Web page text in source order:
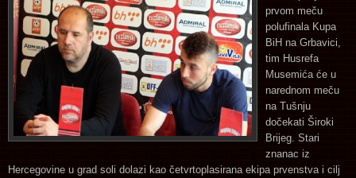
prvom meču
polufinala Kupa
BiH na Grbavici,
tim Husrefa
Musemića će u
narednom meču
na Tušnju
dočekati Široki
Brijeg. Stari
znanac iz
Hercegovine u grad soli dolazi kao četvrtoplasirana ekipa prvenstva i cilj